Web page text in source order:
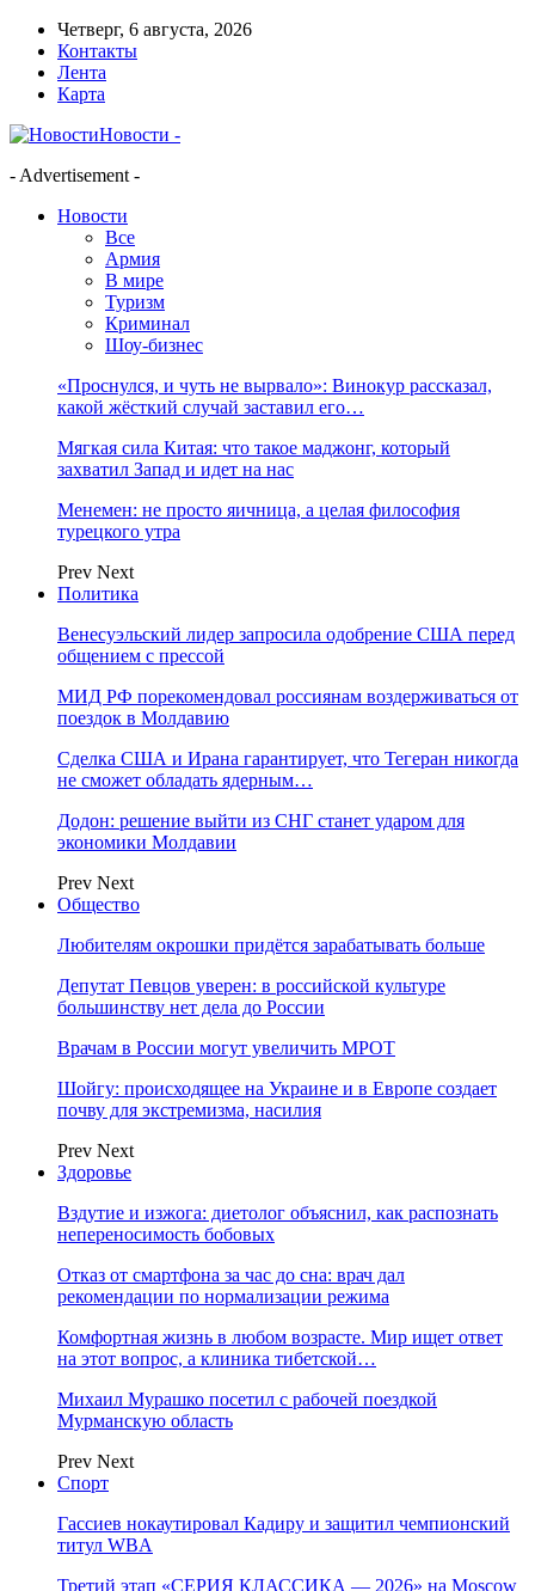
Четверг, 6 августа, 2026
Контакты
Лента
Карта
Новости -
- Advertisement -
Новости
Все
Армия
В мире
Туризм
Криминал
Шоу-бизнес
«Проснулся, и чуть не вырвало»: Винокур рассказал,
какой жёсткий случай заставил его…
Мягкая сила Китая: что такое маджонг, который
захватил Запад и идет на нас
Менемен: не просто яичница, а целая философия
турецкого утра
Prev Next
Политика
Венесуэльский лидер запросила одобрение США перед
общением с прессой
МИД РФ порекомендовал россиянам воздерживаться от
поездок в Молдавию
Сделка США и Ирана гарантирует, что Тегеран никогда
не сможет обладать ядерным…
Додон: решение выйти из СНГ станет ударом для
экономики Молдавии
Prev Next
Общество
Любителям окрошки придётся зарабатывать больше
Депутат Певцов уверен: в российской культуре
большинству нет дела до России
Врачам в России могут увеличить МРОТ
Шойгу: происходящее на Украине и в Европе создает
почву для экстремизма, насилия
Prev Next
Здоровье
Вздутие и изжога: диетолог объяснил, как распознать
непереносимость бобовых
Отказ от смартфона за час до сна: врач дал
рекомендации по нормализации режима
Комфортная жизнь в любом возрасте. Мир ищет ответ
на этот вопрос, а клиника тибетской…
Михаил Мурашко посетил с рабочей поездкой
Мурманскую область
Prev Next
Спорт
Гассиев нокаутировал Кадиру и защитил чемпионский
титул WBA
Третий этап «СЕРИЯ КЛАССИКА — 2026» на Moscow